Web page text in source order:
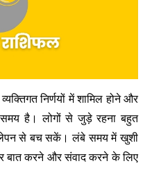
निर्णयों में शामिल होने और
है। लोगों से जुड़े रहना बहुत
से बच सकें। लंबे समय में खुशी
बात करने और संवाद करने के लिए